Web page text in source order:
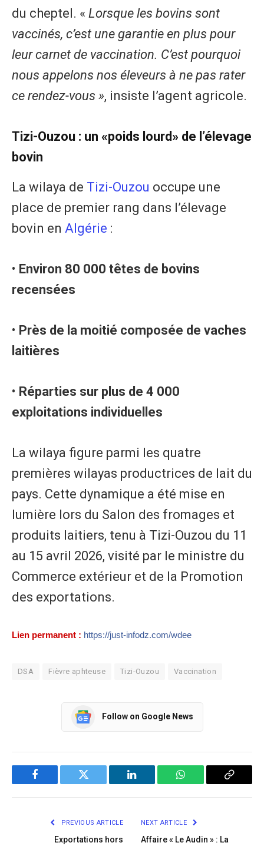
du cheptel. « Lorsque les bovins sont
vaccinés, c’est une garantie en plus pour
leur carnet de vaccination. C’est pourquoi
nous appelons nos éleveurs à ne pas rater
ce rendez-vous », insiste l’agent agricole.
Tizi-Ouzou : un «poids lourd» de l’élevage
bovin
La wilaya de Tizi-Ouzou occupe une
place de premier rang dans l’élevage
bovin en Algérie :
• Environ 80 000 têtes de bovins
recensées
• Près de la moitié composée de vaches
laitières
• Réparties sur plus de 4 000
exploitations individuelles
La wilaya figure parmi les quatre
premières wilayas productrices de lait du
pays. Cette dynamique a été mise en
lumière lors du Salon des fromages et
produits laitiers, tenu à Tizi-Ouzou du 11
au 15 avril 2026, visité par le ministre du
Commerce extérieur et de la Promotion
des exportations.
Lien permanent : https://just-infodz.com/wdee
DSA Fièvre aphteuse Tizi-Ouzou Vaccination
Follow on Google News
Facebook Twitter LinkedIn WhatsApp Copy
PREVIOUS ARTICLE
Exportations hors
NEXT ARTICLE
Affaire « Le Audin » : La